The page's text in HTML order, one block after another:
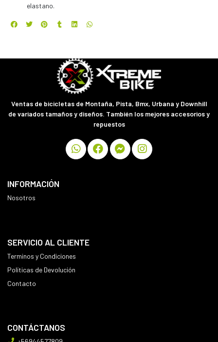
elastano.
Ventas de bicicletas de Montaña, Pista, Bmx, Urbana y Downhill
de variados tamaños y diseños. También los mejores accesorios y
repuestos
INFORMACIÓN
Nosotros
SERVICIO AL CLIENTE
Terminos y Condiciones
Políticas de Devolución
Contacto
CONTÁCTANOS